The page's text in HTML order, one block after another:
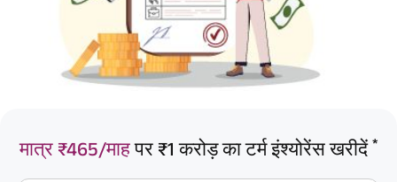
मात्र ₹465/माहपर ₹1 करोड़ का टर्म इंश्योरेंस खरीदें *